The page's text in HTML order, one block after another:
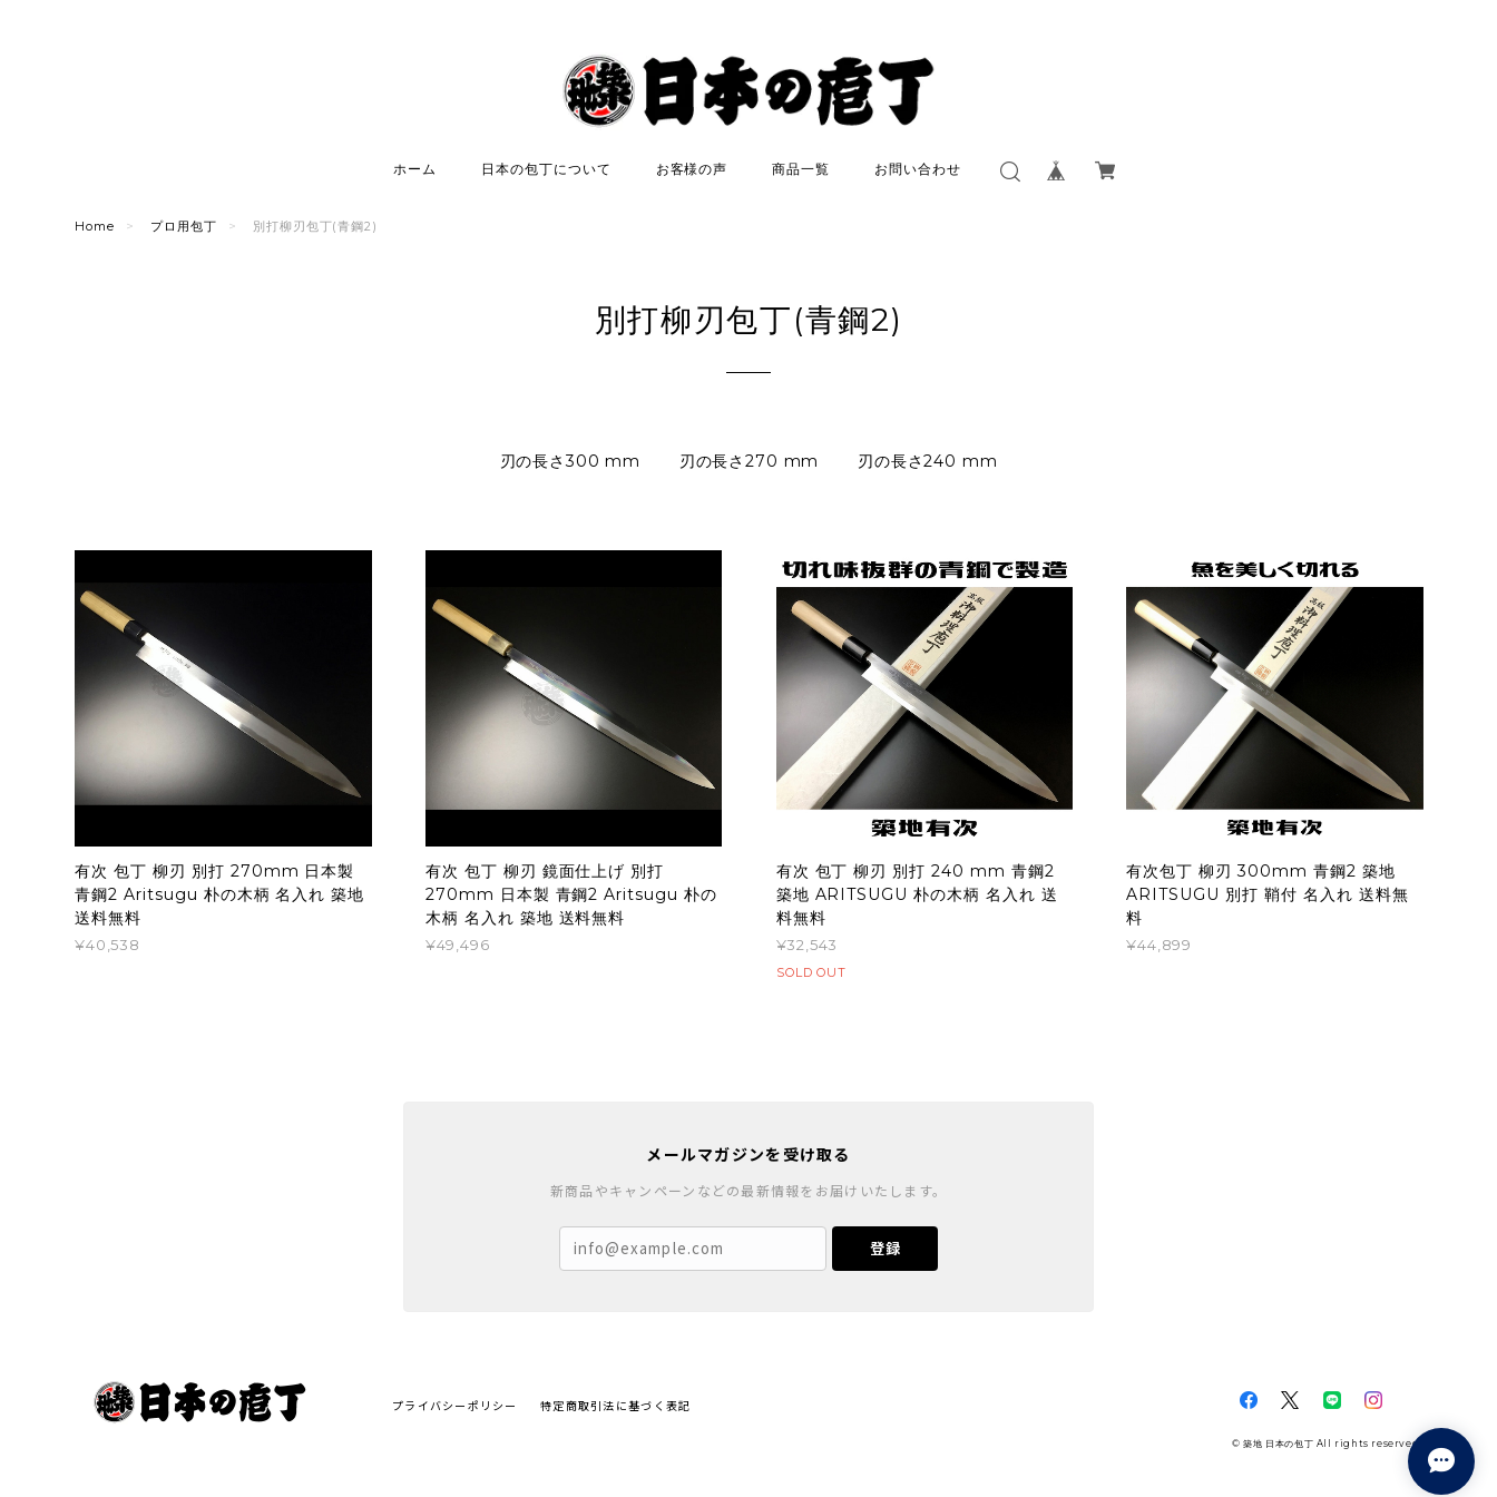
ホーム 日本の包丁について お客様の声 商品一覧 お問い合わせ
Home プロ用包丁 別打柳刃包丁(青鋼2)
別打柳刃包丁(青鋼2)
刃の長さ300 mm 刃の長さ270 mm 刃の長さ240 mm
有次 包丁 柳刃 別打 270mm 日本製
青鋼2 Aritsugu 朴の木柄 名入れ 築地
送料無料
¥40,538
有次 包丁 柳刃 鏡面仕上げ 別打
270mm 日本製 青鋼2 Aritsugu 朴の
木柄 名入れ 築地 送料無料
¥49,496
有次 包丁 柳刃 別打 240 mm 青鋼2
築地 ARITSUGU 朴の木柄 名入れ 送
料無料
¥32,543
SOLD OUT
有次包丁 柳刃 300mm 青鋼2 築地
ARITSUGU 別打 鞘付 名入れ 送料無
料
¥44,899
メールマガジンを受け取る
新商品やキャンペーンなどの最新情報をお届けいたします。
登録
プライバシーポリシー 特定商取引法に基づく表記
© 築地 日本の包丁 All rights reserved.